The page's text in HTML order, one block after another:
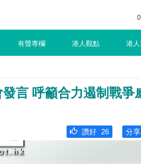
有聲專欄 港人觀點 港
言 呼籲合力遏制戰爭
分享
讚好 26